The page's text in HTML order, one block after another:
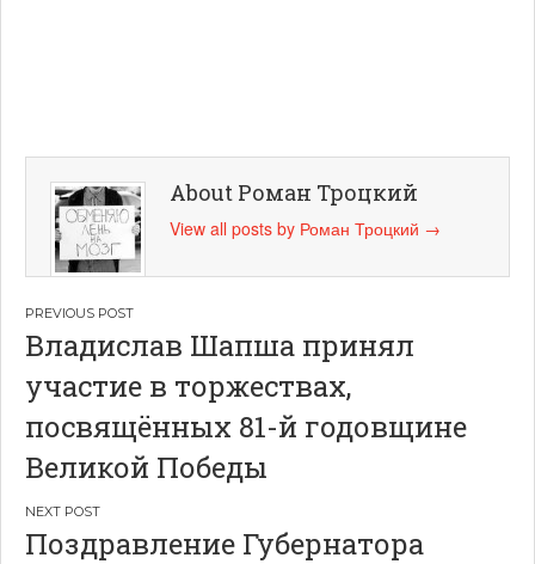
About Роман Троцкий
View all posts by Роман Троцкий →
Навигация
по
записям
Владислав Шапша принял
участие в торжествах,
посвящённых 81-й годовщине
Великой Победы
Поздравление Губернатора